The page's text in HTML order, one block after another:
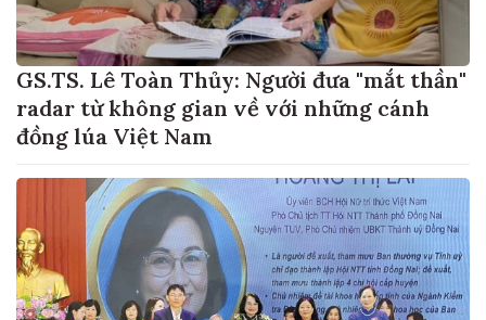
GS.TS. Lê Toàn Thủy: Người đưa "mắt thần"
radar từ không gian về với những cánh
đồng lúa Việt Nam